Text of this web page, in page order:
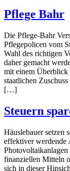
Pflege Bahr
Die Pflege-Bahr
Pflegepolicen vom
Wahl des richtigen
daher gemacht
mit einem Überblick
staatlichen
[…]
Steuern
Häuslebauer setzen
effektiver werdende
finanziellen Mitteln
sich in dieser